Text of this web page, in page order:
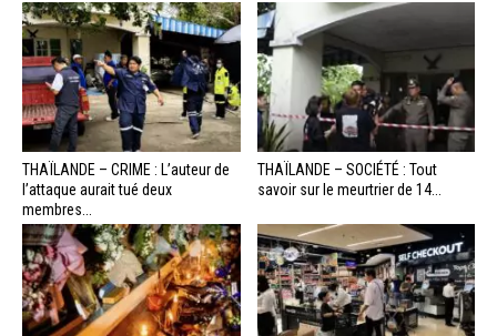
THAÏLANDE – CRIME : L’auteur de
l’attaque aurait tué deux
membres...
THAÏLANDE – SOCIÉTÉ : Tout
savoir sur le meurtrier de 14...